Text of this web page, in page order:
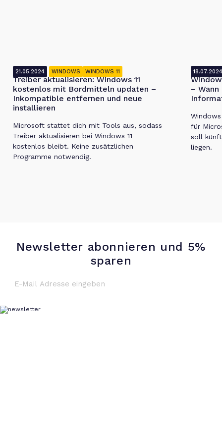
21.05.2024 WINDOWS WINDOWS 11
Treiber aktualisieren: Windows 11
kostenlos mit Bordmitteln updaten –
Inkompatible entfernen und neue
installieren
Microsoft stattet dich mit Tools aus, sodass
Treiber aktualisieren bei Windows 11
kostenlos bleibt. Keine zusätzlichen
Programme notwendig.
–
für
soll
liegen.
Newsletter abonnieren und 5%
sparen